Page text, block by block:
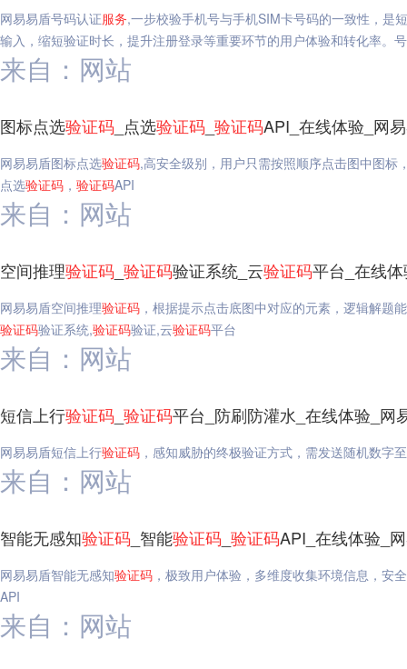
网易易盾号码认证服务,一步校验手机号与手机SIM卡号码的一致性，是
输入，缩短验证时长，提升注册登录等重要环节的用户体验和转化率。
来自：网站
图标点选验证码 _点选验证码 验证码API_在线体验_网
网易易盾图标点选验证码,高安全级别，用户只需按照顺序点击图中图标
点选验证码 ， 验证码API
来自：网站
空间推理验证码 验证码验证系统_云验证码平台_在线
网易易盾空间推理验证码 ，根据提示点击底图中对应的元素，逻辑解题
验证码验证系统,验证码验证,云验证码平台
来自：网站
短信上行验证码 验证码平台_防刷防灌水_在线体验_网
网易易盾短信上行验证码 ，感知威胁的终极验证方式，需发送随机数字
来自：网站
智能无感知验证码 _智能验证码 验证码API_在线体验_
网易易盾智能无感知验证码 ，极致用户体验，多维度收集环境信息，安
API
来自：网站